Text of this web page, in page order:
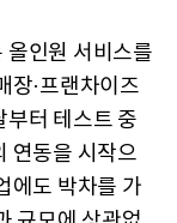
올인원 서비스를
장·프랜차이즈
부터 테스트 중
연동을 시작으
에도 박차를 가